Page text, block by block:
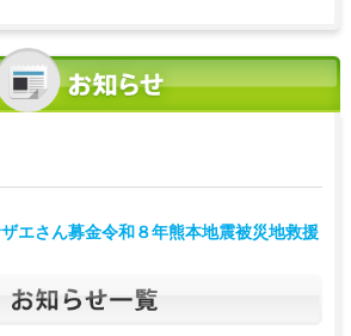
エさん募金令和８年熊本地震被災地救援